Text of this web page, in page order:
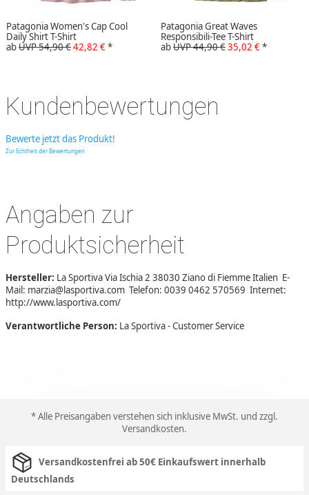
Patagonia Women's Cap Cool
Daily Shirt T-Shirt
abUVP 54,90 €42,82 €*
Patagonia Great Waves
Responsibili-Tee T-Shirt
abUVP 44,90 €35,02 €*
Kundenbewertungen
Bewerte jetzt das Produkt!
Zur Echtheit der Bewertungen
Angaben zur
Produktsicherheit
Hersteller: La Sportiva Via Ischia 2 38030 Ziano di Fiemme Italien E-
Mail: marzia@lasportiva.com Telefon: 0039 0462 570569 Internet:
http://www.lasportiva.com/
Verantwortliche Person: La Sportiva - Customer Service
* Alle Preisangaben verstehen sich inklusive MwSt. und zzgl.
Versandkosten.
Versandkostenfrei ab 50€ Einkaufswert innerhalb
Deutschlands